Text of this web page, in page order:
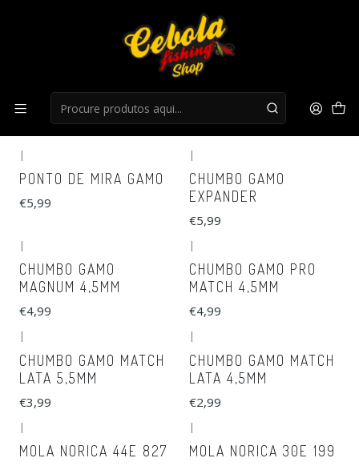
Caça
Caça
FILTROS
|
PONTO DE MIRA GAMO
€5,99
|
CHUMBO GAMO
EXPANDER
€5,99
|
CHUMBO GAMO
MAGNUM 4,5MM
€4,99
|
CHUMBO GAMO PRO
MATCH 4,5MM
€4,99
|
CHUMBO GAMO MATCH
LATA 5,5MM
€3,99
|
CHUMBO GAMO MATCH
LATA 4,5MM
€2,99
|
MOLA NORICA 44E 827
|
MOLA NORICA 30E 199